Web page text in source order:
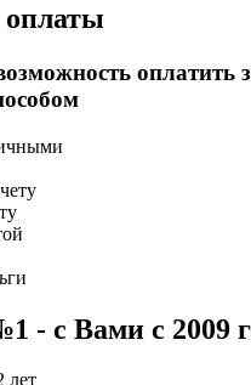
- с Вами с 2009